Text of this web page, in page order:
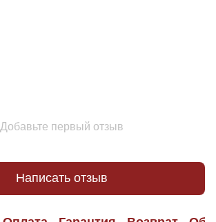
Добавьте первый отзыв
Написать отзыв